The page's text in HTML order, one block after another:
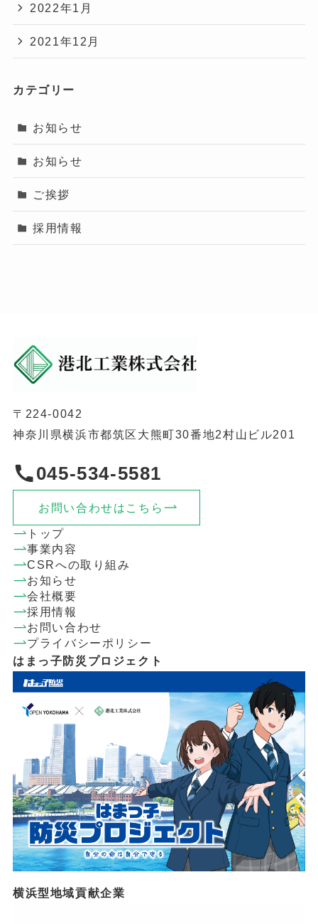
2022年1月
2021年12月
カテゴリー
お知らせ
お知らせ
ご挨拶
採用情報
〒224-0042
神奈川県横浜市都筑区大熊町30番地2村山ビル201
045-534-5581
お問い合わせはこちら
トップ
事業内容
CSRへの取り組み
お知らせ
会社概要
採用情報
お問い合わせ
プライバシーポリシー
はまっ子防災プロジェクト
横浜型地域貢献企業